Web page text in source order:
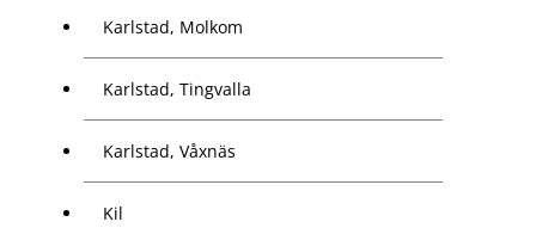
Karlstad, Molkom
Karlstad, Tingvalla
Karlstad, Våxnäs
Kil